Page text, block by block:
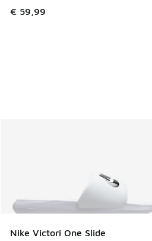
€ 59,99
Nike Victori One Slide